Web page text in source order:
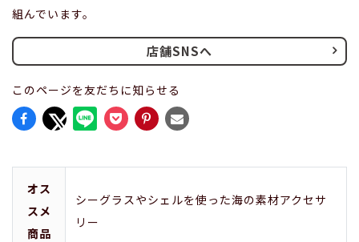
組んでいます。
店舗SNSへ
このページを友だちに知らせる
オス
スメ
商品
シーグラスやシェルを使った海の素材アクセサ
リー